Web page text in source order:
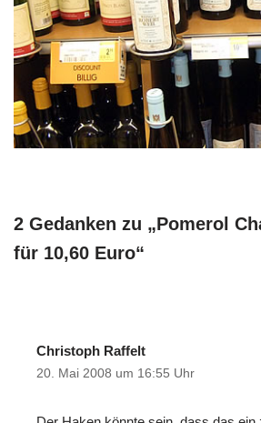
2 Gedanken zu „Pomerol
für 10,60 Euro“
Christoph Raffelt
20. Mai 2008 um 16:55 Uhr